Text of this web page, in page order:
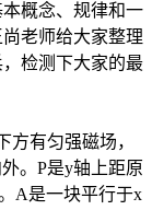
概念、规律和一
老师给大家整理
检测下大家的最
方有匀强磁场，
。P是y轴上距原
A是一块平行于x